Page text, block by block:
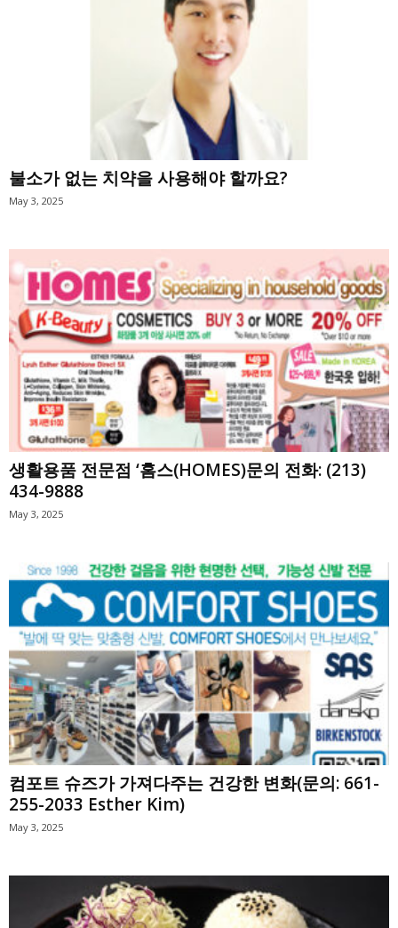
불소가 없는 치약을 사용해야 할까요?
May 3, 2025
생활용품 전문점 ‘홈스(HOMES)문의 전화: (213)
434-9888
May 3, 2025
컴포트 슈즈가 가져다주는 건강한 변화(문의: 661-
255-2033 Esther Kim)
May 3, 2025